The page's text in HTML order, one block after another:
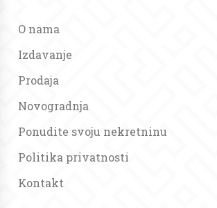
O nama
Izdavanje
Prodaja
Novogradnja
Ponudite svoju nekretninu
Politika privatnosti
Kontakt